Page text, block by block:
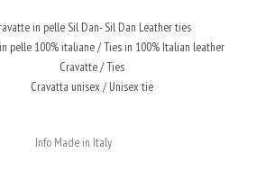
in pelle Sil Dan- Sil Dan Leather ties
pelle 100% italiane / Ties in 100% Italian leather
Cravatte / Ties
Cravatta unisex / Unisex tie
Info Made in Italy